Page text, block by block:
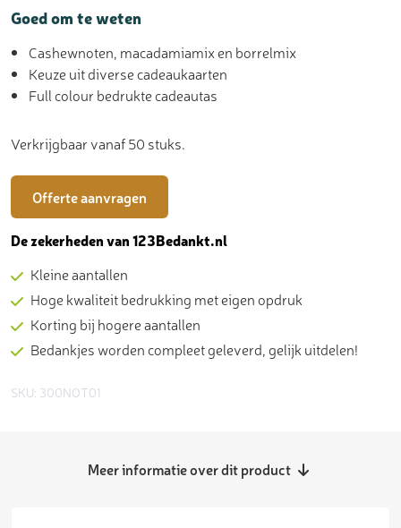
Goed om te weten
Cashewnoten, macadamiamix en borrelmix
Keuze uit diverse cadeaukaarten
Full colour bedrukte cadeautas
Verkrijgbaar vanaf 50 stuks.
Offerte aanvragen
De zekerheden van 123Bedankt.nl
Kleine aantallen
Hoge kwaliteit bedrukking met eigen opdruk
Korting bij hogere aantallen
Bedankjes worden compleet geleverd, gelijk uitdelen!
SKU: 300NOT01
Meer informatie over dit product